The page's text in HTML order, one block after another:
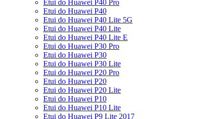
Etui do Huawei P40 Pro
Etui do Huawei P40
Etui do Huawei P40 Lite 5G
Etui do Huawei P40 Lite
Etui do Huawei P40 Lite E
Etui do Huawei P30 Pro
Etui do Huawei P30
Etui do Huawei P30 Lite
Etui do Huawei P20 Pro
Etui do Huawei P20
Etui do Huawei P20 Lite
Etui do Huawei P10
Etui do Huawei P10 Lite
Etui do Huawei P9 Lite 2017